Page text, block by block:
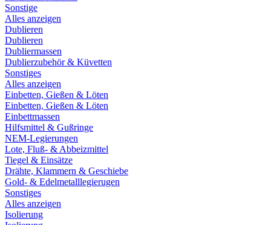
Sonstige
Alles anzeigen
Dublieren
Dublieren
Dubliermassen
Dublierzubehör & Küvetten
Sonstiges
Alles anzeigen
Einbetten, Gießen & Löten
Einbetten, Gießen & Löten
Einbettmassen
Hilfsmittel & Gußringe
NEM-Legierungen
Lote, Fluß- & Abbeizmittel
Tiegel & Einsätze
Drähte, Klammern & Geschiebe
Gold- & Edelmetalllegierugen
Sonstiges
Alles anzeigen
Isolierung